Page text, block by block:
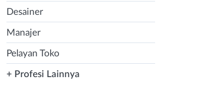
Desainer
Manajer
Pelayan Toko
+ Profesi Lainnya